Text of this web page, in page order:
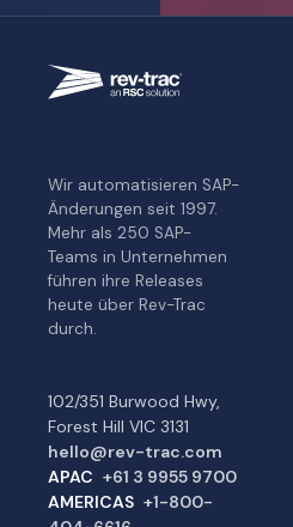
Wir automatisieren SAP-
Änderungen seit 1997.
Mehr als 250 SAP-
Teams in Unternehmen
führen ihre Releases
heute über Rev-Trac
durch.
102/351 Burwood Hwy,
Forest Hill VIC 3131
hello@rev-trac.com
APAC +61 3 9955 9700
AMERICAS +1-800-